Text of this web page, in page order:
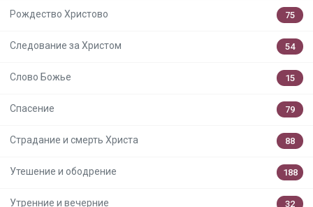
Рождество Христово 75
Следование за Христом 54
Слово Божье 15
Спасение 79
Страдание и смерть Христа 88
Утешение и ободрение 188
Утренние и вечерние 32